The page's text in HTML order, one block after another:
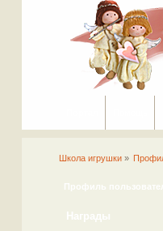
Школа игрушки »
Профиль
Награды